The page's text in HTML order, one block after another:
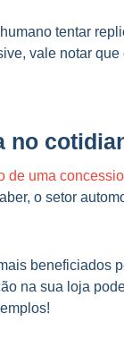
tentar
vale notar
no
de uma
o setor
na sua loja